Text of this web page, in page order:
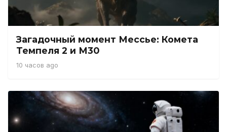
Загадочный момент Мессье: Комета
Темпеля 2 и М30
10 часов ago